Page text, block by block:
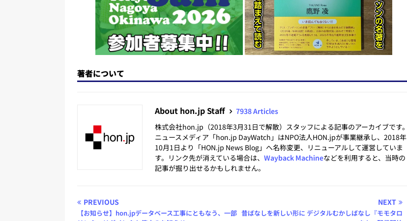
著者について
About hon.jp Staff
7938 Articles
株式会社hon.jp（2018年3月31日で解散）スタッフによる記事のアーカイブです。
ニュースメディア「hon.jp DayWatch」はNPO法人HON.jpが事業継承し、2018年
10月1日より「HON.jp News Blog」へ名称変更、リニューアルして運営していま
す。リンク先が消えている場合は、 Wayback Machineなどを利用すると、当時の
記事が掘り出せるかもしれません。
PREVIOUS
【お知らせ】hon.jpデータベース工事にともなう、一部
NEXT
昔ばなしを新しい形に デジタルむかしばなし『モモタロ